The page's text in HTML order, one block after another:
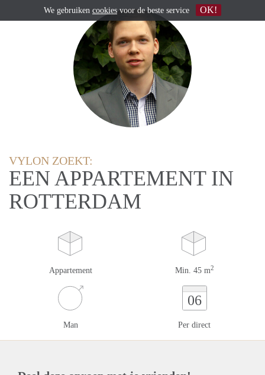
VYLON ZOEKT:
EEN APPARTEMENT IN
ROTTERDAM
Appartement Min. 45 m2
Man
06
Per direct
We gebruiken cookiesvoor de beste service OK!